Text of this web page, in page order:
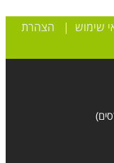
שימוש | הצהרת